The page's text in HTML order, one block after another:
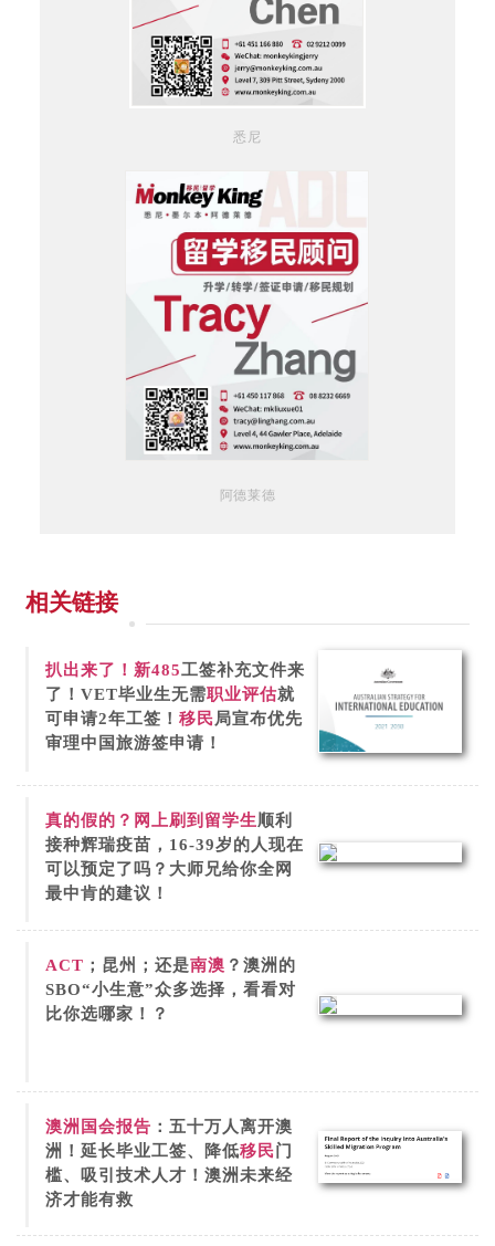
悉尼
阿德莱德
相关链接
扒出来了！新485工签补充文件来
了！VET毕业生无需职业评估就
可申请2年工签！ 移民局宣布优先
审理中国旅游签申请！
真的假的？网上刷到 留学生顺利
接种辉瑞疫苗，16-39岁的人现在
可以预定了吗？大师兄给你全网
最中肯的建议！
ACT ；昆州；还是南澳 ？澳洲的
SBO“小生意”众多选择，看看对
比你选哪家！？
澳洲国会报告 ：五十万人离开澳
洲！延长毕业工签、降低移民门
槛、吸引技术人才！澳洲未来经
济才能有救